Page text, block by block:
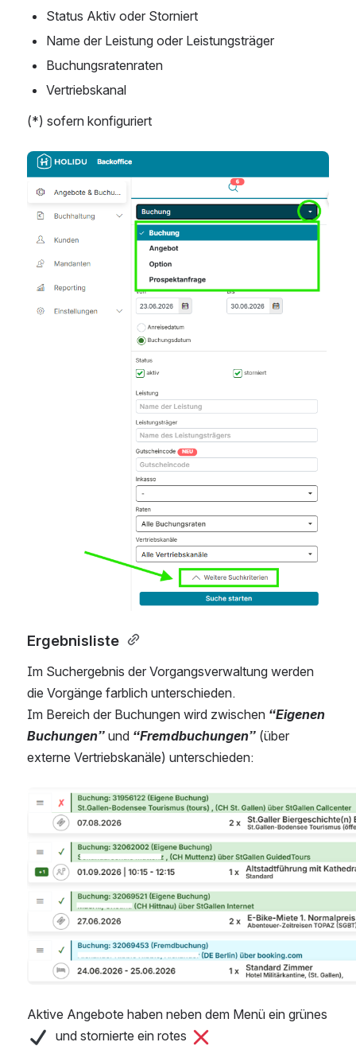
Status Aktiv oder Storniert
Name der Leistung oder Leistungsträger
Buchungsratenraten
Vertriebskanal
(*) sofern konfiguriert
Open
Ergebnisliste
Im Suchergebnis der Vorgangsverwaltung werden
die Vorgänge farblich unterschieden.
Im Bereich der Buchungen wird zwischen “Eigenen
Buchungen” und “Fremdbuchungen” (über
externe Vertriebskanäle) unterschieden:
Open
  und stornierte ein rotes